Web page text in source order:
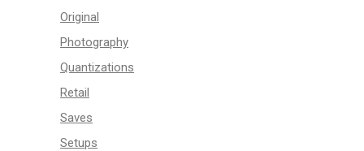
Original
Photography
Quantizations
Retail
Saves
Setups